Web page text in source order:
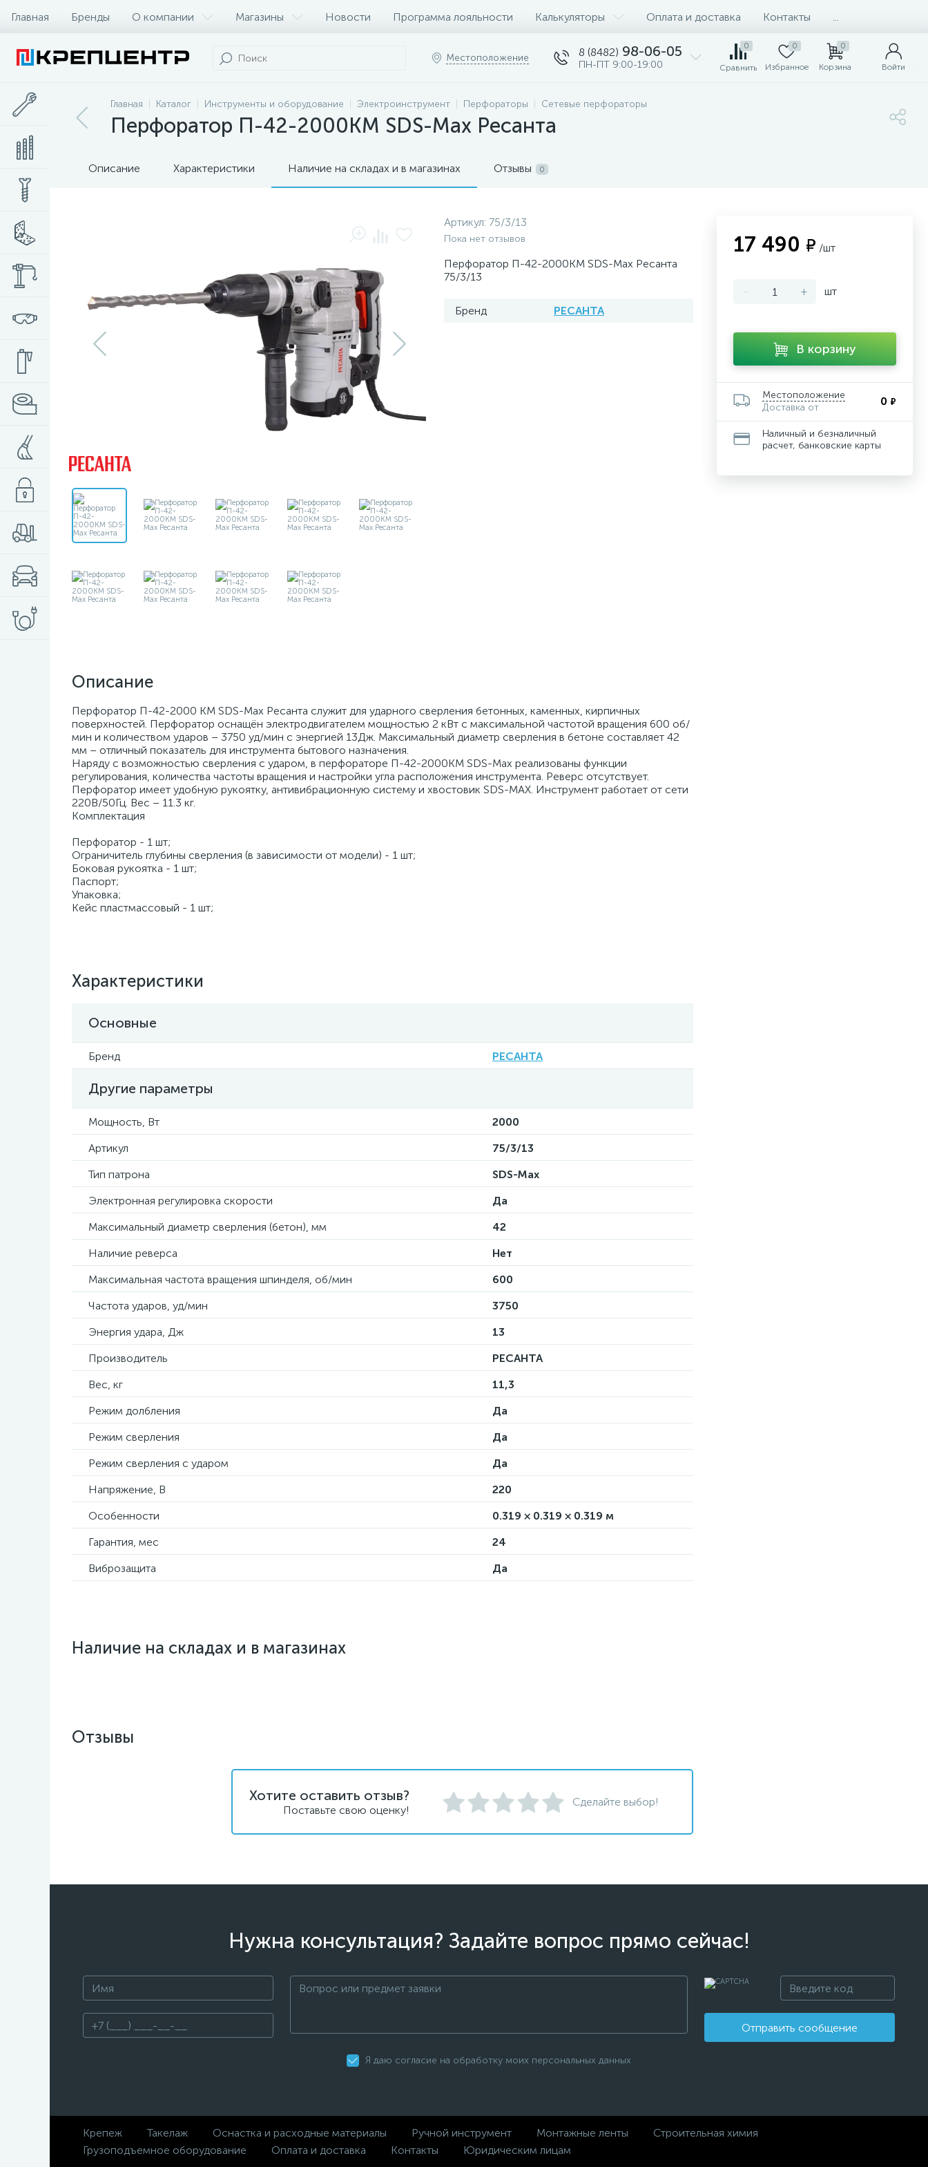
Главная Бренды О компании Магазины Новости Программа лояльности Калькуляторы Оплата и доставка Контакты
Местоположение 8 (8482) 98-06-05
ПН-ПТ 9:00-19:00
0
Сравнить
0
Избранное
0
Корзина Войти
Главная Каталог Инструменты и оборудование Электроинструмент Перфораторы Сетевые перфораторы
Перфоратор П-42-2000КМ SDS-Max Ресанта
Описание Характеристики Наличие на складах и в магазинах Отзывы 0
Артикул: 75/3/13
Пока нет отзывов
Перфоратор П-42-2000КМ SDS-Max Ресанта
75/3/13
Бренд РЕСАНТА
Описание
Перфоратор П-42-2000 КМ SDS-Max Ресанта служит для ударного сверления бетонных, каменных, кирпичных
поверхностей. Перфоратор оснащён электродвигателем мощностью 2 кВт с максимальной частотой вращения 600 об/
мин и количеством ударов – 3750 уд/мин с энергией 13Дж. Максимальный диаметр сверления в бетоне составляет 42
мм – отличный показатель для инструмента бытового назначения.
Наряду с возможностью сверления с ударом, в перфораторе П-42-2000КМ SDS-Max реализованы функции
регулирования, количества частоты вращения и настройки угла расположения инструмента. Реверс отсутствует.
Перфоратор имеет удобную рукоятку, антивибрационную систему и хвостовик SDS-MAX. Инструмент работает от сети
220В/50Гц. Вес – 11.3 кг.
Комплектация
Перфоратор - 1 шт;
Ограничитель глубины сверления (в зависимости от модели) - 1 шт;
Боковая рукоятка - 1 шт;
Паспорт;
Упаковка;
Кейс пластмассовый - 1 шт;
Характеристики
Основные
Бренд РЕСАНТА
Другие параметры
Мощность, Вт
2000
Артикул
75/3/13
Тип патрона
SDS-Max
Электронная регулировка скорости
Да
Максимальный диаметр сверления (бетон), мм
42
Наличие реверса
Нет
Максимальная частота вращения шпинделя, об/мин
600
Частота ударов, уд/мин
3750
Энергия удара, Дж
13
Производитель
РЕСАНТА
Вес, кг
11,3
Режим долбления
Да
Режим сверления
Да
Режим сверления с ударом
Да
Напряжение, В
220
Особенности
0.319 × 0.319 × 0.319 м
Гарантия, мес
24
Виброзащита
Да
Наличие на складах и в магазинах
17 490 ₽ /шт
- + шт
В корзину
Местоположение
Доставка от
0 ₽
Наличный и безналичный
расчет, банковские карты
Отзывы
Хотите оставить отзыв?
Поставьте свою оценку!
Сделайте выбор!
Нужна консультация? Задайте вопрос прямо сейчас!
Отправить сообщение
Я даю согласие на обработку моих персональных данных
Крепеж Такелаж Оснастка и расходные материалы Ручной инструмент Монтажные ленты
Строительная химия
Грузоподъемное оборудование
Оплата и доставка Контакты Юридическим лицам